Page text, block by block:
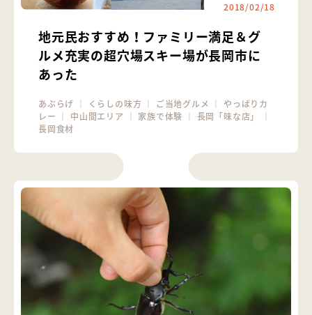
2018/02/18
地元民おすすめ！ファミリー満足＆グ
ルメ充実の超穴場スキー場が長岡市に
あった
あぶらげ くらしの味方 ご当地グルメ
やっぱりカ
レー
中山間エリア 家族で体験 長岡「味な店」
長岡食材